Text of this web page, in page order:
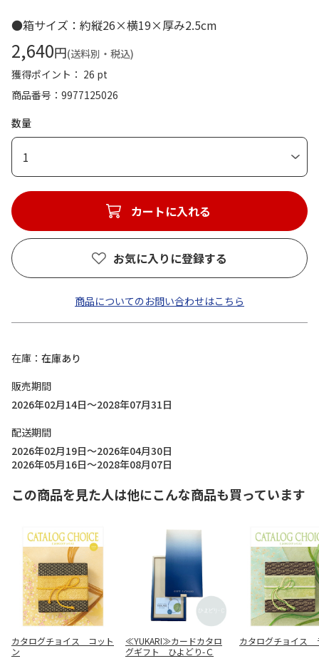
●箱サイズ：約縦26×横19×厚み2.5cm
2,640円(送料別・税込)
獲得ポイント： 26 pt
商品番号
9977125026
数量
1
カートに入れる
お気に入りに登録する
商品についてのお問い合わせはこちら
在庫
在庫あり
販売期間
2026年02月14日～2028年07月31日
配送期間
2026年02月19日～2026年04月30日
2026年05月16日～2028年08月07日
この商品を見た人は他にこんな商品も買っています
カタログチョイス コット
ン
≪YUKARI≫カードカタロ
グギフト ひよどり-Ｃ
カタログチョイス